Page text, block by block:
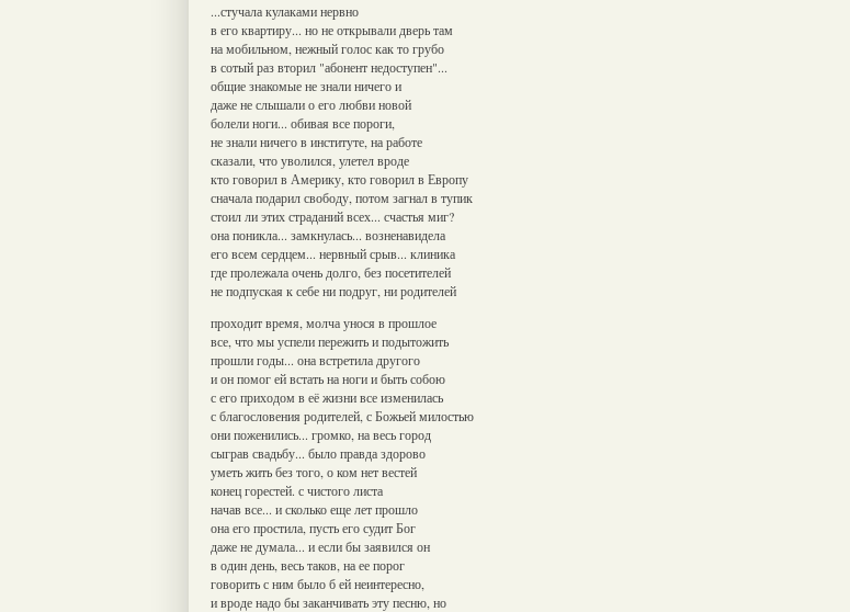
...стучала кулаками нервно
в его квартиру... но не открывали дверь там
на мобильном, нежный голос как то грубо
в сотый раз вторил "абонент недоступен"...
общие знакомые не знали ничего и
даже не слышали о его любви новой
болели ноги... обивая все пороги,
не знали ничего в институте, на работе
сказали, что уволился, улетел вроде
кто говорил в Америку, кто говорил в Европу
сначала подарил свободу, потом загнал в тупик
стоил ли этих страданий всех... счастья миг?
она поникла... замкнулась... возненавидела
его всем сердцем... нервный срыв... клиника
где пролежала очень долго, без посетителей
не подпуская к себе ни подруг, ни родителей
проходит время, молча унося в прошлое
все, что мы успели пережить и подытожить
прошли годы... она встретила другого
и он помог ей встать на ноги и быть собою
с его приходом в её жизни все изменилась
с благословения родителей, с Божьей милостью
они поженились... громко, на весь город
сыграв свадьбу... было правда здорово
уметь жить без того, о ком нет вестей
конец горестей. с чистого листа
начав все... и сколько еще лет прошло
она его простила, пусть его судит Бог
даже не думала... и если бы заявился он
в один день, весь таков, на ее порог
говорить с ним было б ей неинтересно,
и вроде надо бы заканчивать эту песню, но